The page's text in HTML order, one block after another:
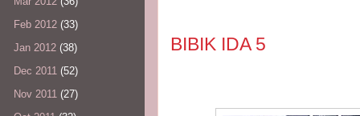
BIBIK IDA 5
Feb 2012 (33)
Jan 2012 (38)
Dec 2011 (52)
Nov 2011 (27)